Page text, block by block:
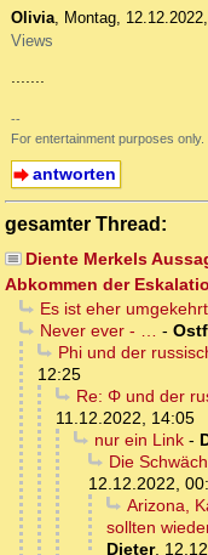
Olivia, Montag,
Views
.......
--
For entertainment purposes only.
antworten
gesamter Thread:
Diente Merkels
Abkommen der
Es ist eher
Never ever - … -
Phi und der
12:25
Re: Φ und der
11.12.2022, 14:05
nur ein Link-
Die
12.12.2022,
Arizona,
sollten
Dieter,